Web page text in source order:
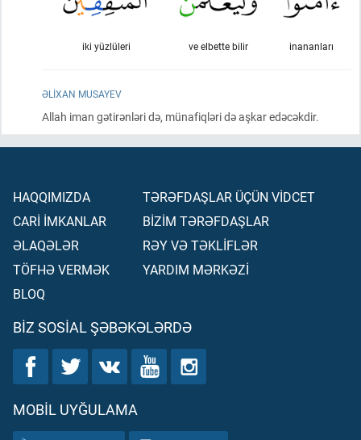
inananları
ve elbette bilir
iki yüzlüleri
ƏLIXAN MUSAYEV
Allah iman gətirənləri də, münafiqləri də aşkar edəcəkdir.
HAQQIMIZDA
CARİ İMKANLAR
ƏLAQƏLƏR
TÖFHƏ VERMƏK
BLOQ
TƏRƏFDAŞLAR ÜÇÜN VİDCET
BİZİM TƏRƏFDAŞLAR
RƏY VƏ TƏKLİFLƏR
YARDIM MƏRKƏZİ
BIZ SOSIAL ŞƏBƏKƏLƏRDƏ
MOBIL UYĞULAMA